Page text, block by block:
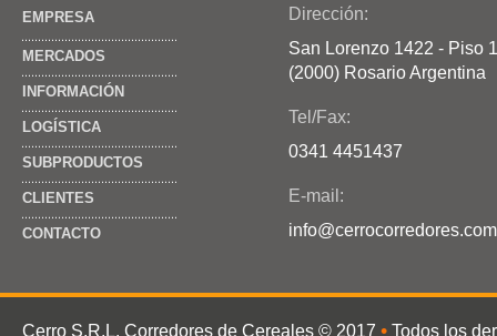
EMPRESA
MERCADOS
INFORMACIÓN
LOGÍSTICA
SUBPRODUCTOS
CLIENTES
CONTACTO
Dirección:
San Lorenzo 1422 - Piso 1
(2000) Rosario Argentina
Tel/Fax:
0341 4451437
E-mail:
Cerro S.R.L. Corredores de Cereales © 2017 • Todos los